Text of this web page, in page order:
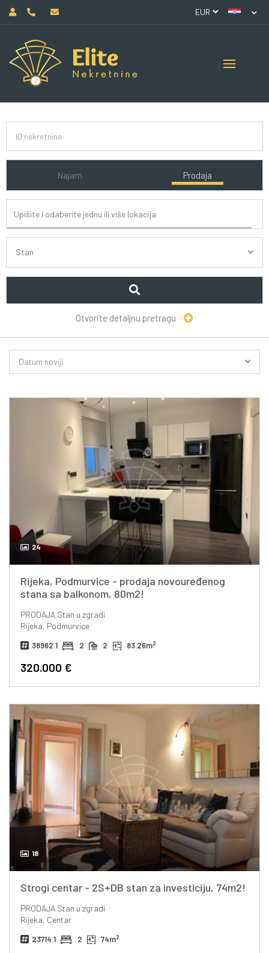
Najam Prodaja
Stan
Otvorite detaljnu pretragu
Datum noviji
24
Rijeka, Podmurvice - prodaja novouređenog
stana sa balkonom, 80m2!
PRODAJAStan u zgradi
Rijeka, Podmurvice
38962.1 2 2 83.26m2
320.000 €
18
Strogi centar - 2S+DB stan za investiciju, 74m2!
PRODAJAStan u zgradi
Rijeka, Centar
23714.1 2 74m2